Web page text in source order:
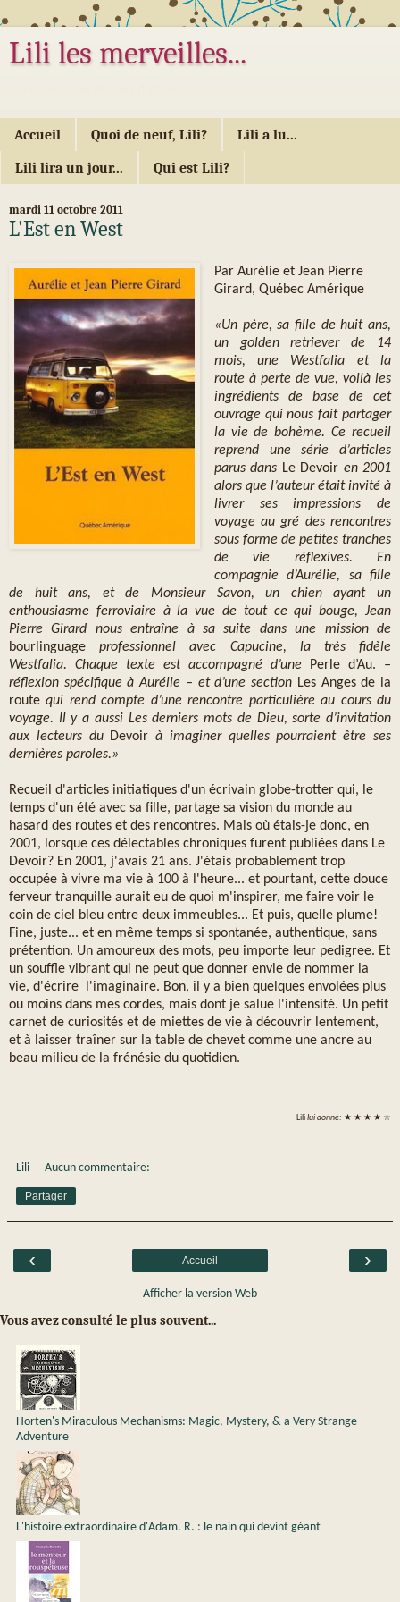
Lili les merveilles...
Accueil Quoi de neuf, Lili? Lili a lu...
Lili lira un jour... Qui est Lili?
mardi 11 octobre 2011
L'Est en West
Par Aurélie et Jean Pierre
Girard, Québec Amérique
«Un père, sa fille de huit ans,
un golden retriever de 14
mois, une Westfalia et la
route à perte de vue, voilà les
ingrédients de base de cet
ouvrage qui nous fait partager
la vie de bohème. Ce recueil
reprend une série d’articles
parus dans Le Devoir en 2001
alors que l’auteur était invité à
livrer ses impressions de
voyage au gré des rencontres
sous forme de petites tranches
de vie réflexives. En
compagnie d’Aurélie, sa fille
de huit ans, et de Monsieur Savon, un chien ayant un
enthousiasme ferroviaire à la vue de tout ce qui bouge, Jean
Pierre Girard nous entraîne à sa suite dans une mission de
bourlinguage professionnel avec Capucine, la très fidèle
Westfalia. Chaque texte est accompagné d’une
Perle d’Au. –
réflexion spécifique à Aurélie – et d’une section Les Anges de la
route qui rend compte d’une rencontre particulière au cours du
voyage. Il y a aussi Les derniers mots de Dieu, sorte d’invitation
aux lecteurs du Devoir à imaginer quelles pourraient être ses
dernières paroles.»
Recueil d'articles initiatiques d'un écrivain globe-trotter qui, le
temps d'un été avec sa fille, partage sa vision du monde au
hasard des routes et des rencontres. Mais où étais-je donc, en
2001, lorsque ces délectables chroniques furent publiées dans Le
Devoir? En 2001, j'avais 21 ans. J'étais probablement trop
occupée à vivre ma vie à 100 à l'heure... et pourtant, cette douce
ferveur tranquille aurait eu de quoi m'inspirer, me faire voir le
coin de ciel bleu entre deux immeubles... Et puis, quelle plume!
Fine, juste... et en même temps si spontanée, authentique, sans
prétention. Un amoureux des mots, peu importe leur pedigree. Et
un souffle vibrant qui ne peut que donner envie de nommer la
vie, d'écrire l'imaginaire. Bon, il y a bien quelques envolées plus
ou moins dans mes cordes, mais dont je salue l'intensité. Un petit
carnet de curiosités et de miettes de vie à découvrir lentement,
et à laisser traîner sur la table de chevet comme une ancre au
beau milieu de la frénésie du quotidien.
Lililui donne: ★ ★ ★ ★ ☆
Lili Aucun commentaire:
Partager
‹ ›
Accueil
Afficher la version Web
Vous avez consulté le plus souvent...
Horten's Miraculous Mechanisms: Magic, Mystery, & a Very Strange
Adventure
L'histoire extraordinaire d'Adam. R. : le nain qui devint géant